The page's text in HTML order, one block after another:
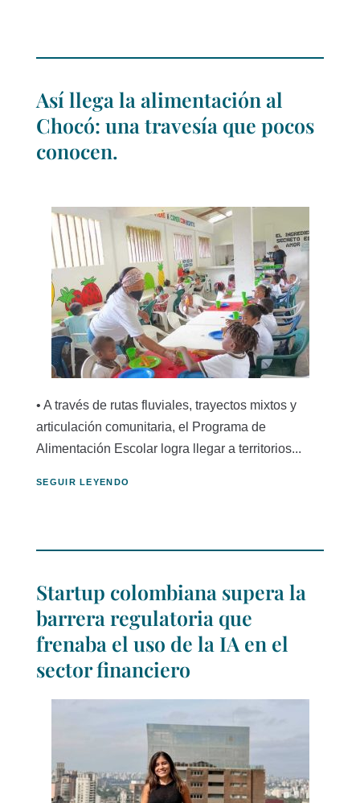
Así llega la alimentación al
Chocó: una travesía que pocos
conocen.
• A través de rutas fluviales, trayectos mixtos y
articulación comunitaria, el Programa de
Alimentación Escolar logra llegar a territorios...
SEGUIR LEYENDO
Startup colombiana supera la
barrera regulatoria que
frenaba el uso de la IA en el
sector financiero